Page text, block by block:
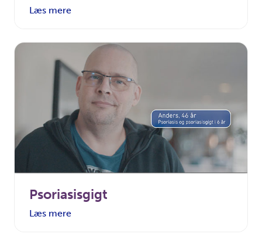
Læs mere
Psoriasisgigt
Læs mere